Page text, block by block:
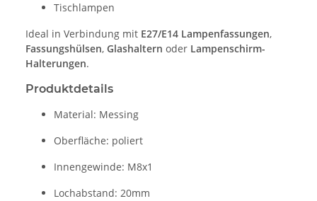
Tischlampen
Ideal in Verbindung mit E27/E14 Lampenfassungen,
Fassungshülsen, Glashaltern oder Lampenschirm-
Halterungen.
Produktdetails
Material: Messing
Oberfläche: poliert
Innengewinde: M8x1
Lochabstand: 20mm